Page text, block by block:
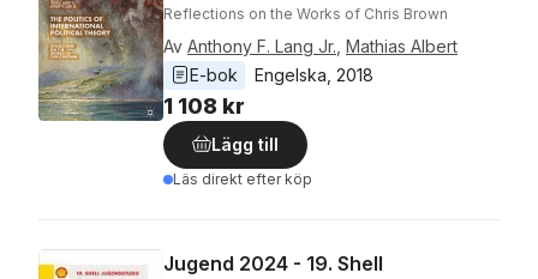
Reflections on the Works of Chris Brown
Av Anthony F. Lang Jr. Mathias Albert
E-bok
Engelska 2018
1 108 kr
Lägg till
Läs direkt efter köp
Jugend 2024 - 19. Shell